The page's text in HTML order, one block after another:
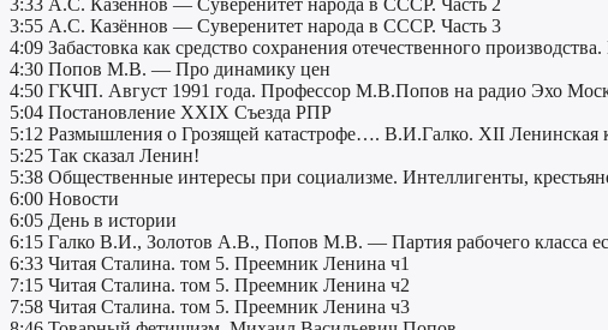
3:33 А.С. Казённов — Суверенитет народа в СССР. Часть 2
3:55 А.С. Казённов — Суверенитет народа в СССР. Часть 3
4:09 Забастовка как средство сохранения отечественного
4:30 Попов М.В. — Про динамику цен
4:50 ГКЧП. Август 1991 года. Профессор М.В.Попов на радио Эхо
5:04 Постановление XXIX Съезда РПР
5:12 Размышления о Грозящей катастрофе…. В.И.Галко. XII Ленинская
5:25 Так сказал Ленин!
5:38 Общественные интересы при социализме. Интеллигенты,
6:00 Новости
6:05 День в истории
6:15 Галко В.И., Золотов А.В., Попов М.В. — Партия рабочего класса
6:33 Читая Сталина. том 5. Преемник Ленина ч1
7:15 Читая Сталина. том 5. Преемник Ленина ч2
7:58 Читая Сталина. том 5. Преемник Ленина ч3